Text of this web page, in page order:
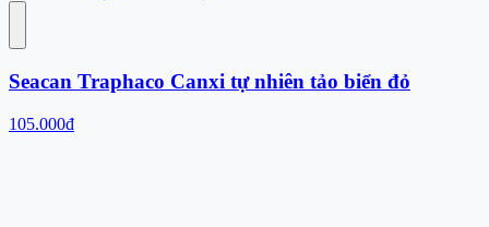
Seacan Traphaco Canxi tự nhiên tảo biển đỏ
105.000đ